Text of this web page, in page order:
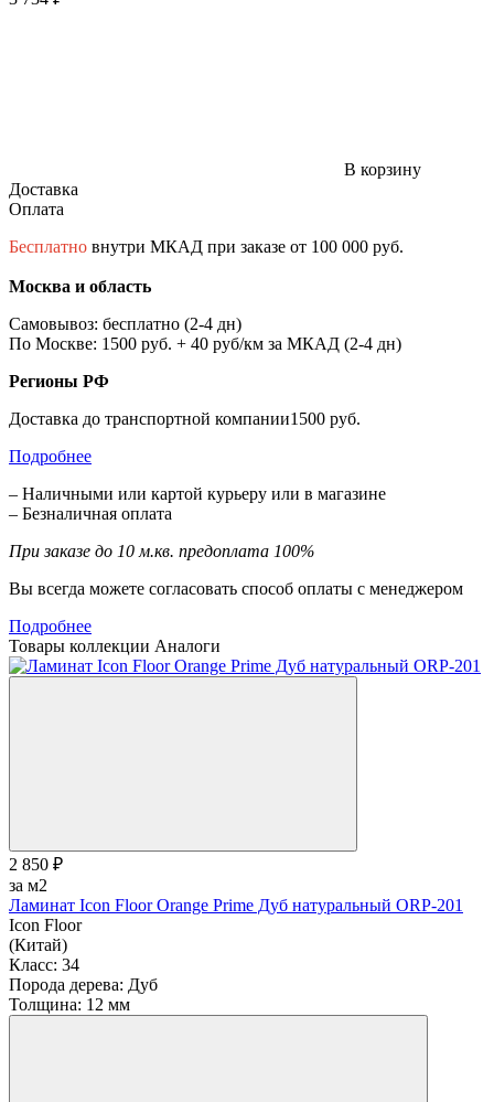
В корзину
Доставка
Оплата
Бесплатно внутри МКАД при заказе от 100 000 руб.
Москва и область
Самовывоз: бесплатно (2-4 дн)
По Москве: 1500 руб. + 40 руб/км за МКАД (2-4 дн)
Регионы РФ
Доставка до транспортной компании1500 руб.
Подробнее
– Наличными или картой курьеру или в магазине
– Безналичная оплата
При заказе до 10 м.кв. предоплата 100%
Вы всегда можете согласовать способ оплаты с менеджером
Подробнее
Товары коллекции Аналоги
2 850 ₽
за м2
Ламинат Icon Floor Orange Prime Дуб натуральный ORP-201
Icon Floor
(Китай)
Класс: 34
Порода дерева: Дуб
Толщина: 12 мм